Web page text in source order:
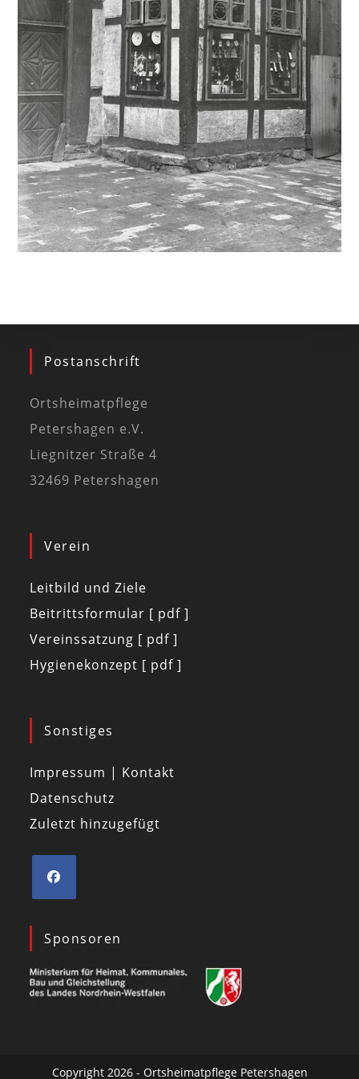
Postanschrift
Ortsheimatpflege
Petershagen e.V.
Liegnitzer Straße 4
32469 Petershagen
Verein
Leitbild und Ziele
Beitrittsformular [ pdf ]
Vereinssatzung [ pdf ]
Hygienekonzept [ pdf ]
Sonstiges
Impressum | Kontakt
Datenschutz
Zuletzt hinzugefügt
Sponsoren
Copyright 2026 - Ortsheimatpflege Petershagen